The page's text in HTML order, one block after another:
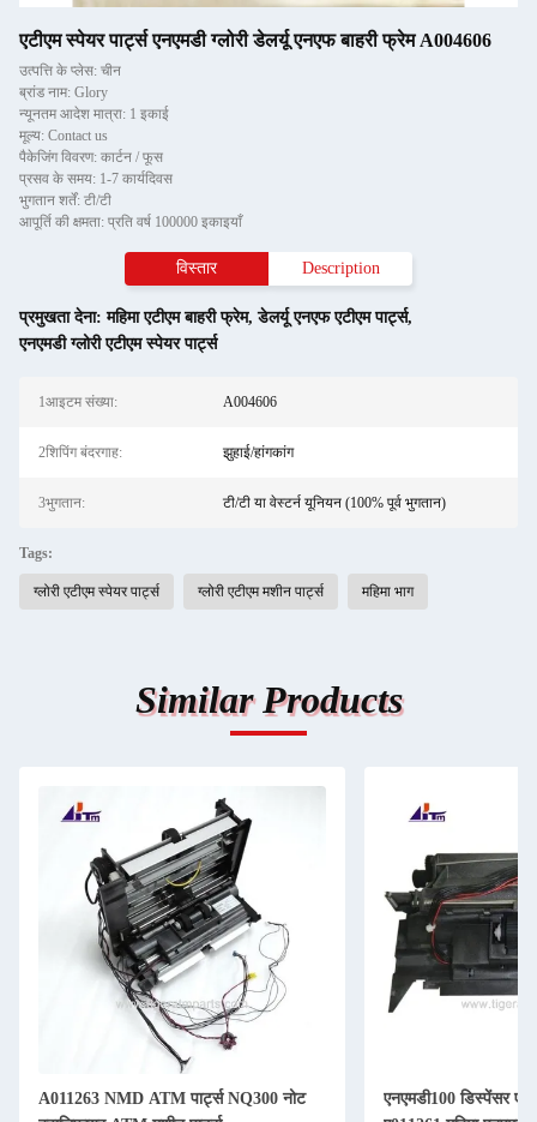
एटीएम स्पेयर पार्ट्स एनएमडी ग्लोरी डेलर्यू एनएफ बाहरी फ्रेम A004606
उत्पत्ति के प्लेस: चीन
ब्रांड नाम: Glory
न्यूनतम आदेश मात्रा: 1 इकाई
मूल्य: Contact us
पैकेजिंग विवरण: कार्टन / फूस
प्रसव के समय: 1-7 कार्यदिवस
भुगतान शर्तें: टी/टी
आपूर्ति की क्षमता: प्रति वर्ष 100000 इकाइयाँ
विस्तार Description
प्रमुखता देना:महिमा एटीएम बाहरी फ्रेम,डेलर्यू एनएफ एटीएम पार्ट्स,
एनएमडी ग्लोरी एटीएम स्पेयर पार्ट्स
1आइटम संख्या: A004606
2शिपिंग बंदरगाह: झुहाई/हांगकांग
3भुगतान: टी/टी या वेस्टर्न यूनियन (100% पूर्व भुगतान)
Tags:
ग्लोरी एटीएम स्पेयर पार्ट्स ग्लोरी एटीएम मशीन पार्ट्स महिमा भाग
Similar Products
A011263 NMD ATM पार्ट्स NQ300 नोट
एनएमडी100 डिस्पेंसर